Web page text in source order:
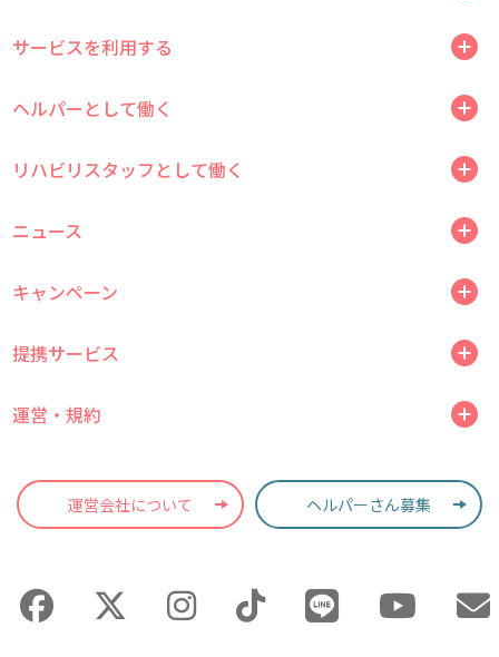
サービスを利用する
ヘルパーとして働く
リハビリスタッフとして働く
ニュース
キャンペーン
提携サービス
運営・規約
運営会社について ヘルパーさん募集